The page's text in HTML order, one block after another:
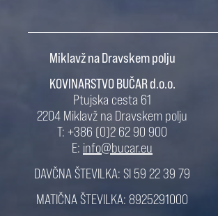
Miklavž na Dravskem polju
KOVINARSTVO BUČAR d.o.o.
Ptujska cesta 61
2204 Miklavž na Dravskem polju
T: +386 (0)2 62 90 900
E: info@bucar.eu
DAVČNA ŠTEVILKA: SI 59 22 39 79
MATIČNA ŠTEVILKA: 8925291000